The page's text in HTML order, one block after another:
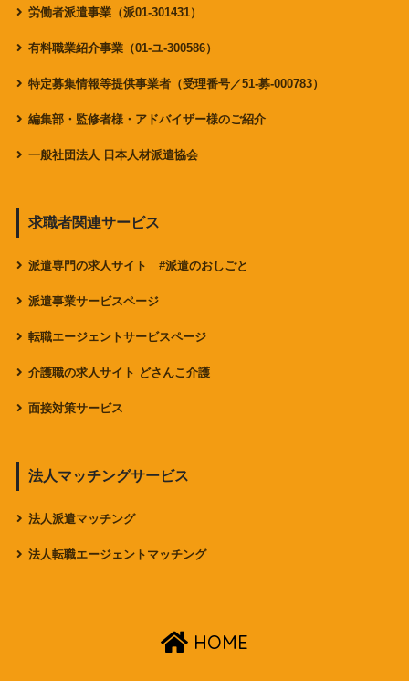
労働者派遣事業（派01-301431）
有料職業紹介事業（01-ユ-300586）
特定募集情報等提供事業者（受理番号／51-募-000783）
編集部・監修者様・アドバイザー様のご紹介
一般社団法人 日本人材派遣協会
求職者関連サービス
派遣専門の求人サイト #派遣のおしごと
派遣事業サービスページ
転職エージェントサービスページ
介護職の求人サイト どさんこ介護
面接対策サービス
法人マッチングサービス
法人派遣マッチング
法人転職エージェントマッチング
HOME